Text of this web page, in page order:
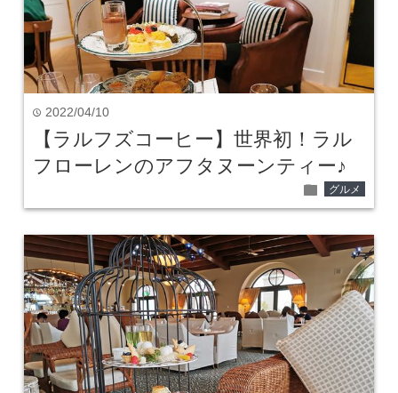
time 2022/04/10
【ラルフズコーヒー】世界初！ラル
フローレンのアフタヌーンティー♪
folder グルメ